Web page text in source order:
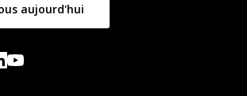
aujourd'hui